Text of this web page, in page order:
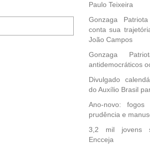
Notifique-
sobre
comentários
mail.
Paulo Teixeira
Gonzaga
conta sua
João Campos
Gonzaga
antidemocráticos
Divulgado
do Auxílio Brasil
Ano-novo:
prudência e
3,2 mil jovens
Encceja